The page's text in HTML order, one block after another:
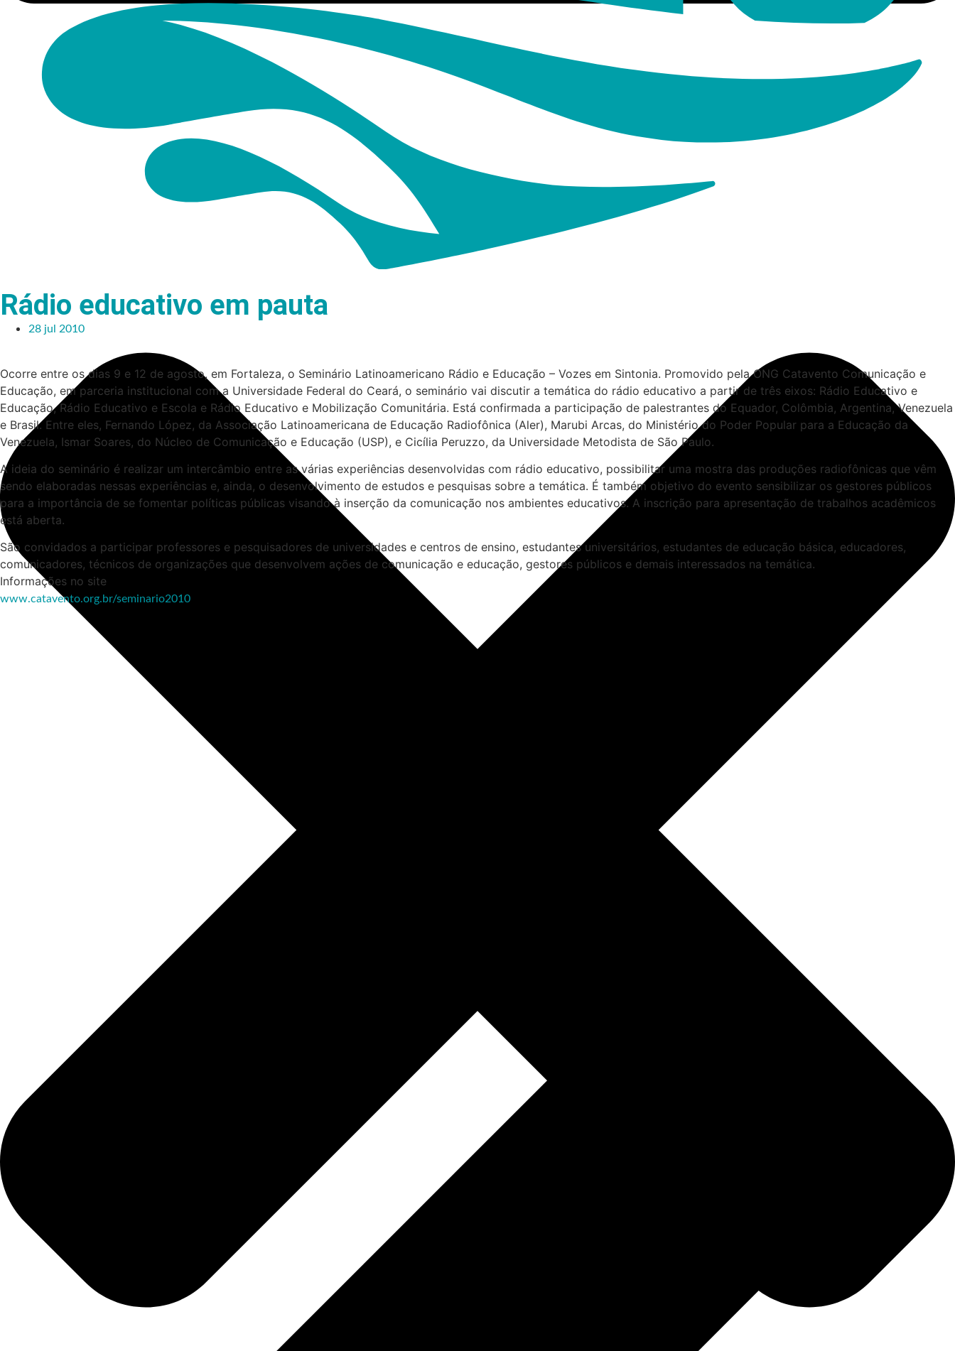
Rádio educativo em pauta
28 jul 2010
Ocorre entre os dias 9 e 12 de agosto, em Fortaleza, o Seminário Latinoamericano Rádio e Educação – Vozes em Sintonia. Promovido pela ONG Catavento Comunicação e
Educação, em parceria institucional com a Universidade Federal do Ceará, o seminário vai discutir a temática do rádio educativo a partir de três eixos: Rádio Educativo e
Educação, Rádio Educativo e Escola e Rádio Educativo e Mobilização Comunitária. Está confirmada a participação de palestrantes do Equador, Colômbia, Argentina, Venezuela
e Brasil. Entre eles, Fernando López, da Associação Latinoamericana de Educação Radiofônica (Aler), Marubi Arcas, do Ministério do Poder Popular para a Educação da
Venezuela, Ismar Soares, do Núcleo de Comunicação e Educação (USP), e Cicília Peruzzo, da Universidade Metodista de São Paulo.
A ideia do seminário é realizar um intercâmbio entre as várias experiências desenvolvidas com rádio educativo, possibilitar uma mostra das produções radiofônicas que vêm
sendo elaboradas nessas experiências e, ainda, o desenvolvimento de estudos e pesquisas sobre a temática. É também objetivo do evento sensibilizar os gestores públicos
para a importância de se fomentar políticas públicas visando à inserção da comunicação nos ambientes educativos. A inscrição para apresentação de trabalhos acadêmicos
está aberta.
São convidados a participar professores e pesquisadores de universidades e centros de ensino, estudantes universitários, estudantes de educação básica, educadores,
comunicadores, técnicos de organizações que desenvolvem ações de comunicação e educação, gestores públicos e demais interessados na temática.
Informações no site
www.catavento.org.br/seminario2010